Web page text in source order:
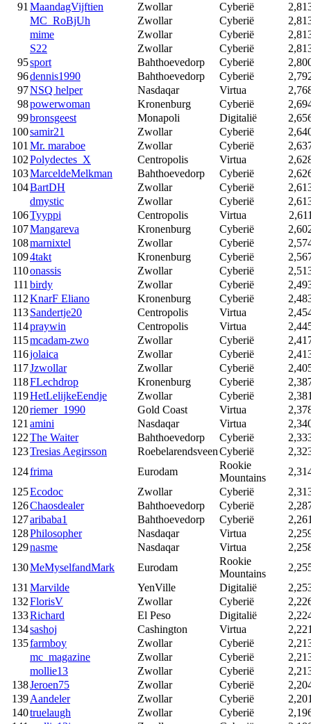
91MaandagVijftien Zwollar Cyberië
MC_RoBjUh
Zwollar Cyberië
mime
Zwollar Cyberië
S22
Zwollar Cyberië
95sport Bahthoevedorp Cyberië
96dennis1990 Bahthoevedorp Cyberië
97NSQ helper Nasdaqar Virtua
98powerwoman Kronenburg Cyberië
99bronsgeest Monapoli Digitalië
100samir21 Zwollar Cyberië
101Mr. maraboe Zwollar Cyberië
102Polydectes_X Centropolis Virtua
103MarceldeMelkman Bahthoevedorp Cyberië
104BartDH Zwollar Cyberië
dmystic
Zwollar Cyberië
106Tyyppi Centropolis Virtua
107Mangareva Kronenburg Cyberië
108marnixtel Zwollar Cyberië
1094takt Kronenburg Cyberië
110onassis Zwollar Cyberië
111birdy Zwollar Cyberië
112KnarF Eliano Kronenburg Cyberië
113Sandertje20 Centropolis Virtua
114praywin Centropolis Virtua
115mcadam-zwo Zwollar Cyberië
116jolaica Zwollar Cyberië
117Jzwollar Zwollar Cyberië
118FLechdrop Kronenburg Cyberië
119HetLelijkeEendje Zwollar Cyberië
120riemer_1990 Gold Coast Virtua
121amini Nasdaqar Virtua
122The Waiter Bahthoevedorp Cyberië
123Tresias Aegirsson RoebelarendsveenCyberië
124frima Eurodam
Rookie
Mountains
125Ecodoc Zwollar Cyberië
126Chaosdealer Bahthoevedorp Cyberië
127aribaba1 Bahthoevedorp Cyberië
128Philosopher Nasdaqar Virtua
129nasme Nasdaqar Virtua
130MeMyselfandMark Eurodam
Rookie
Mountains
131Marvilde YenVille Digitalië
132FlorisV Zwollar Cyberië
133Richard El Peso Digitalië
134sashoj Cashington Virtua
135farmboy Zwollar Cyberië
mc_magazine
Zwollar Cyberië
mollie13
Zwollar Cyberië
138Jeroen75 Zwollar Cyberië
139Aandeler Zwollar Cyberië
140truelaugh Zwollar Cyberië